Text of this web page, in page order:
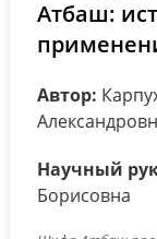
Атбаш:
Автор:
Научный
Борисовна